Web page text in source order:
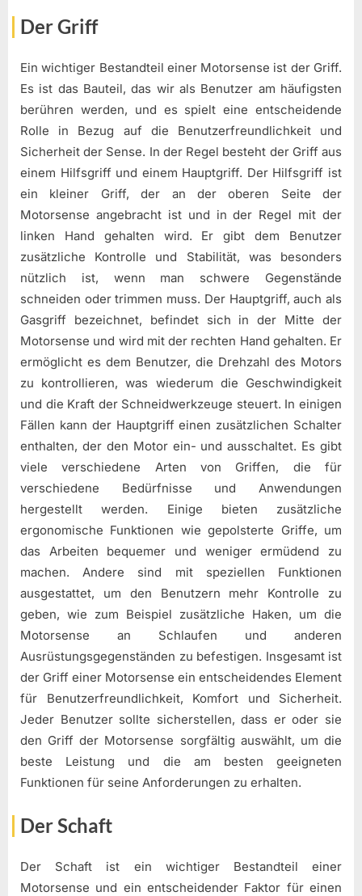
Der Griff
Ein wichtiger Bestandteil einer Motorsense ist der Griff.
Es ist das Bauteil, das wir als Benutzer am häufigsten
berühren werden, und es spielt eine entscheidende
Rolle in Bezug auf die Benutzerfreundlichkeit und
Sicherheit der Sense. In der Regel besteht der Griff aus
einem Hilfsgriff und einem Hauptgriff. Der Hilfsgriff ist
ein kleiner Griff, der an der oberen Seite der
Motorsense angebracht ist und in der Regel mit der
linken Hand gehalten wird. Er gibt dem Benutzer
zusätzliche Kontrolle und Stabilität, was besonders
nützlich ist, wenn man schwere Gegenstände
schneiden oder trimmen muss. Der Hauptgriff, auch als
Gasgriff bezeichnet, befindet sich in der Mitte der
Motorsense und wird mit der rechten Hand gehalten. Er
ermöglicht es dem Benutzer, die Drehzahl des Motors
zu kontrollieren, was wiederum die Geschwindigkeit
und die Kraft der Schneidwerkzeuge steuert. In einigen
Fällen kann der Hauptgriff einen zusätzlichen Schalter
enthalten, der den Motor ein- und ausschaltet. Es gibt
viele verschiedene Arten von Griffen, die für
verschiedene Bedürfnisse und Anwendungen
hergestellt werden. Einige bieten zusätzliche
ergonomische Funktionen wie gepolsterte Griffe, um
das Arbeiten bequemer und weniger ermüdend zu
machen. Andere sind mit speziellen Funktionen
ausgestattet, um den Benutzern mehr Kontrolle zu
geben, wie zum Beispiel zusätzliche Haken, um die
Motorsense an Schlaufen und anderen
Ausrüstungsgegenständen zu befestigen. Insgesamt ist
der Griff einer Motorsense ein entscheidendes Element
für Benutzerfreundlichkeit, Komfort und Sicherheit.
Jeder Benutzer sollte sicherstellen, dass er oder sie
den Griff der Motorsense sorgfältig auswählt, um die
beste Leistung und die am besten geeigneten
Funktionen für seine Anforderungen zu erhalten.
Der Schaft
Der Schaft ist ein wichtiger Bestandteil einer
Motorsense und ein entscheidender Faktor für einen